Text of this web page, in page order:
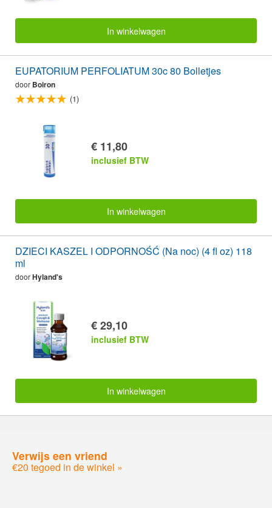
In winkelwagen
EUPATORIUM PERFOLIATUM 30c 80 Bolletjes
door Boiron
(1)
€ 11,80
inclusief BTW
In winkelwagen
DZIECI KASZEL I ODPORNOŚĆ (Na noc) (4 fl oz) 118
ml
doorHyland's
€ 29,10
inclusief BTW
In winkelwagen
Verwijs een vriend
€20 tegoed in de winkel »